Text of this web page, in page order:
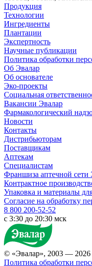
Продукция
Технологии
Ингредиенты
Плантации
Экспертность
Научные публикации
Политика обработки
Об Эвалар
Об основателе
Эко-проекты
Социальная
Вакансии Эвалар
Фармакологический
Новости
Контакты
Дистрибьюторам
Поставщикам
Аптекам
Специалистам
Франшиза аптечной сети
Контрактное
Упаковка и материалы
Согласие на обработку
8 800 200-52-52
c 3:30 до 20:30 мск
© «Эвалар», 2003 — 2026
Политика обработки